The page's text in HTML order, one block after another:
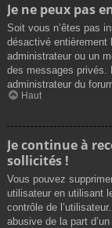
Je ne peux pas
Soit vous n’êtes pas
désactivé entièrement
administrateur ou un
des messages privés.
administrateur du
Haut
Je continue à
sollicités !
Vous pouvez
utilisateur en utilisant
contrôle de
abusive de la part